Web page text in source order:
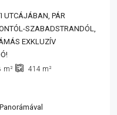
UTCÁJÁBAN, PÁR
SZABADSTRANDÓL,
EXKLUZÍV
m² 414 m²